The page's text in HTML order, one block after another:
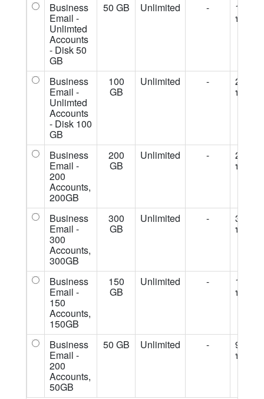
Business
Email -
Unlimted
Accounts
- Disk 50
GB
50 GB Unlimited - 12,500
บ./ปี
Business
Email -
Unlimted
Accounts
- Disk 100
GB
100
GB
Unlimited - 24,500
บ./ปี
Business
Email -
200
Accounts,
200GB
200
GB
Unlimited - 27,500
บ./ปี
Business
Email -
300
Accounts,
300GB
300
GB
Unlimited - 37,500
บ./ปี
Business
Email -
150
Accounts,
150GB
150
GB
Unlimited - 12,500
บ./ปี
Business
Email -
200
Accounts,
50GB
50 GB Unlimited - 9,500
บ./ปี